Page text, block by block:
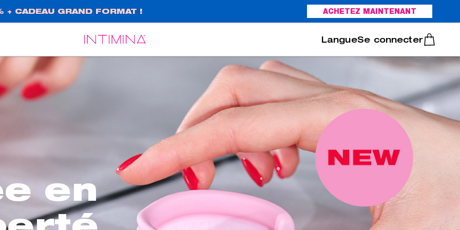
CADEAU GRAND FORMAT ! ACHETEZ MAINTENANT
Português
Se connecter
en